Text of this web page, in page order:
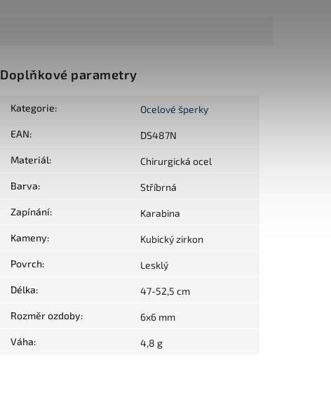
Doplňkové parametry
Kategorie: Ocelové šperky
EAN: DS487N
Materiál: Chirurgická ocel
Barva: Stříbrná
Zapínání: Karabina
Kameny: Kubický zirkon
Povrch: Lesklý
Délka: 47-52,5 cm
Rozměr ozdoby: 6x6 mm
Váha: 4,8 g